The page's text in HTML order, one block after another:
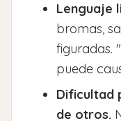
Lenguaje
bromas,
figuradas.
puede
Dificultad
de otros.